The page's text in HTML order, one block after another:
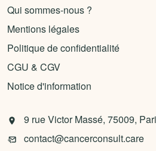
Qui sommes-nous ?
Mentions légales
Politique de confidentialité
CGU & CGV
Notice d'information
9 rue Victor Massé, 75009,
contact@cancerconsult.care